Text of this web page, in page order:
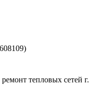
тепловых